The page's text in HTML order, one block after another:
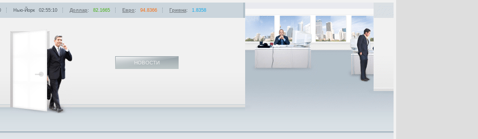
НОВОСТИ
Нью-Йорк 02:55:10 Доллар: 82.1665 Евро: 94.8366 Гривна: 1.8358